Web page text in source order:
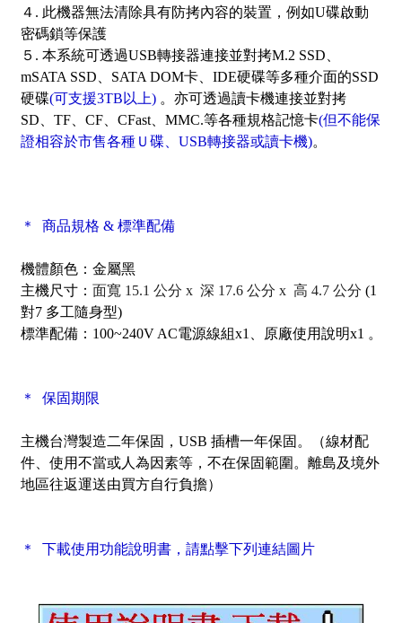
４. 此機器無法清除具有防拷內容的裝置，例如U碟啟動
密碼鎖等保護
５. 本系統可透過USB轉接器連接並對拷M.2 SSD、
mSATA SSD、SATA DOM卡、IDE硬碟等多種介面的SSD
硬碟(可支援3TB以上)。亦可透過讀卡機連接並對拷
SD、TF、CF、CFast、MMC.等各種規格記憶卡(但不能保
證相容於市售各種Ｕ碟、USB轉接器或讀卡機)。
＊ 商品規格 & 標準配備
機體顏色：金屬黑
主機尺寸： 面寬 15.1 公分 x 深 17.6 公分 x 高 4.7 公分 (1
對7 多工隨身型)
標準配備： 100~240V AC電源線組x1、原廠使用說明x1 。
＊ 保固期限
主機台灣製造二年保固，USB 插槽一年保固。（線材配
件、使用不當或人為因素等，不在保固範圍。離島及境外
地區往返運送由買方自行負擔）
＊ 下載使用功能說明書，請點擊下列連結圖片